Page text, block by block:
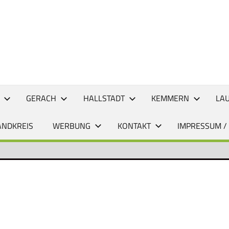
GERACH HALLSTADT KEMMERN
WERBUNG KONTAKT IMPRESSUM /